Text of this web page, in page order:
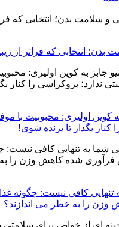
بدن؛ انتخابی که فراتر از
کوین اولیری: محبوبیت با
کنار بگذار تا برنده شوی!
تنهایی کافی نیست: چگونه
وزن را به خطر می اندازند؟